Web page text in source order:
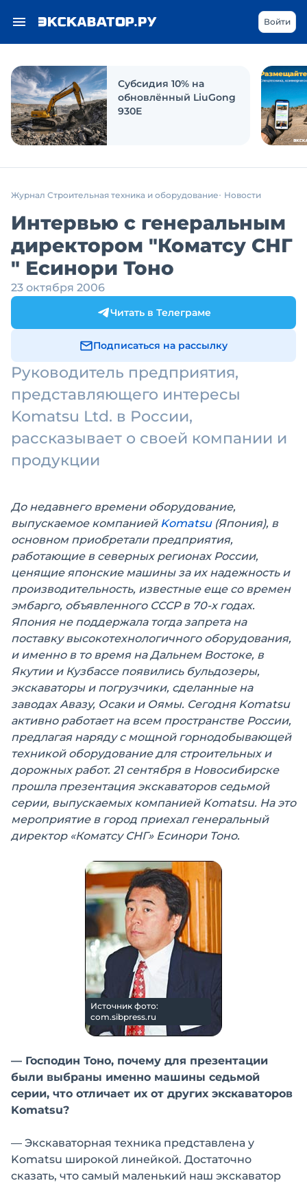
Войти
Субсидия 10% на
обновлённый LiuGong
930E
Журнал Строительная техника и оборудование Новости
Интервью с генеральным
директором "Коматсу СНГ
" Есинори Тоно
23 октября 2006
Читать в Телеграме
Подписаться на рассылку
Руководитель предприятия,
представляющего интересы
Komatsu Ltd. в России,
рассказывает о своей компании и
продукции
До недавнего времени оборудование,
выпускаемое компанией Komatsu(Япония), в
основном приобретали предприятия,
работающие в северных регионах России,
ценящие японские машины за их надежность и
производительность, известные еще со времен
эмбарго, объявленного СССР в 70-х годах.
Япония не поддержала тогда запрета на
поставку высокотехнологичного оборудования,
и именно в то время на Дальнем Востоке, в
Якутии и Кузбассе появились бульдозеры,
экскаваторы и погрузчики, сделанные на
заводах Авазу, Осаки и Оямы. Сегодня Komatsu
активно работает на всем пространстве России,
предлагая наряду с мощной горнодобывающей
техникой оборудование для строительных и
дорожных работ. 21 сентября в Новосибирске
прошла презентация экскаваторов седьмой
серии, выпускаемых компанией Komatsu. На это
мероприятие в город приехал генеральный
директор «Коматсу СНГ» Есинори Тоно.
Источник фото:
com.sibpress.ru
— Господин Тоно, почему для презентации
были выбраны именно машины седьмой
серии, что отличает их от других экскаваторов
Komatsu?
— Экскаваторная техника представлена у
Komatsu широкой линейкой. Достаточно
сказать, что самый маленький наш экскаватор